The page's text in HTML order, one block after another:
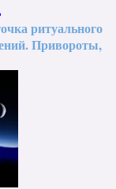
ритуального
Привороты,